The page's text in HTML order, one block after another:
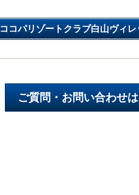
ココパリゾートクラブ白山ヴィ